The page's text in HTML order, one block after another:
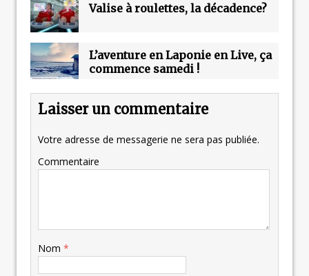
Valise à roulettes, la décadence?
L’aventure en Laponie en Live, ça
commence samedi !
Laisser un commentaire
Votre adresse de messagerie ne sera pas publiée.
Commentaire
Nom *